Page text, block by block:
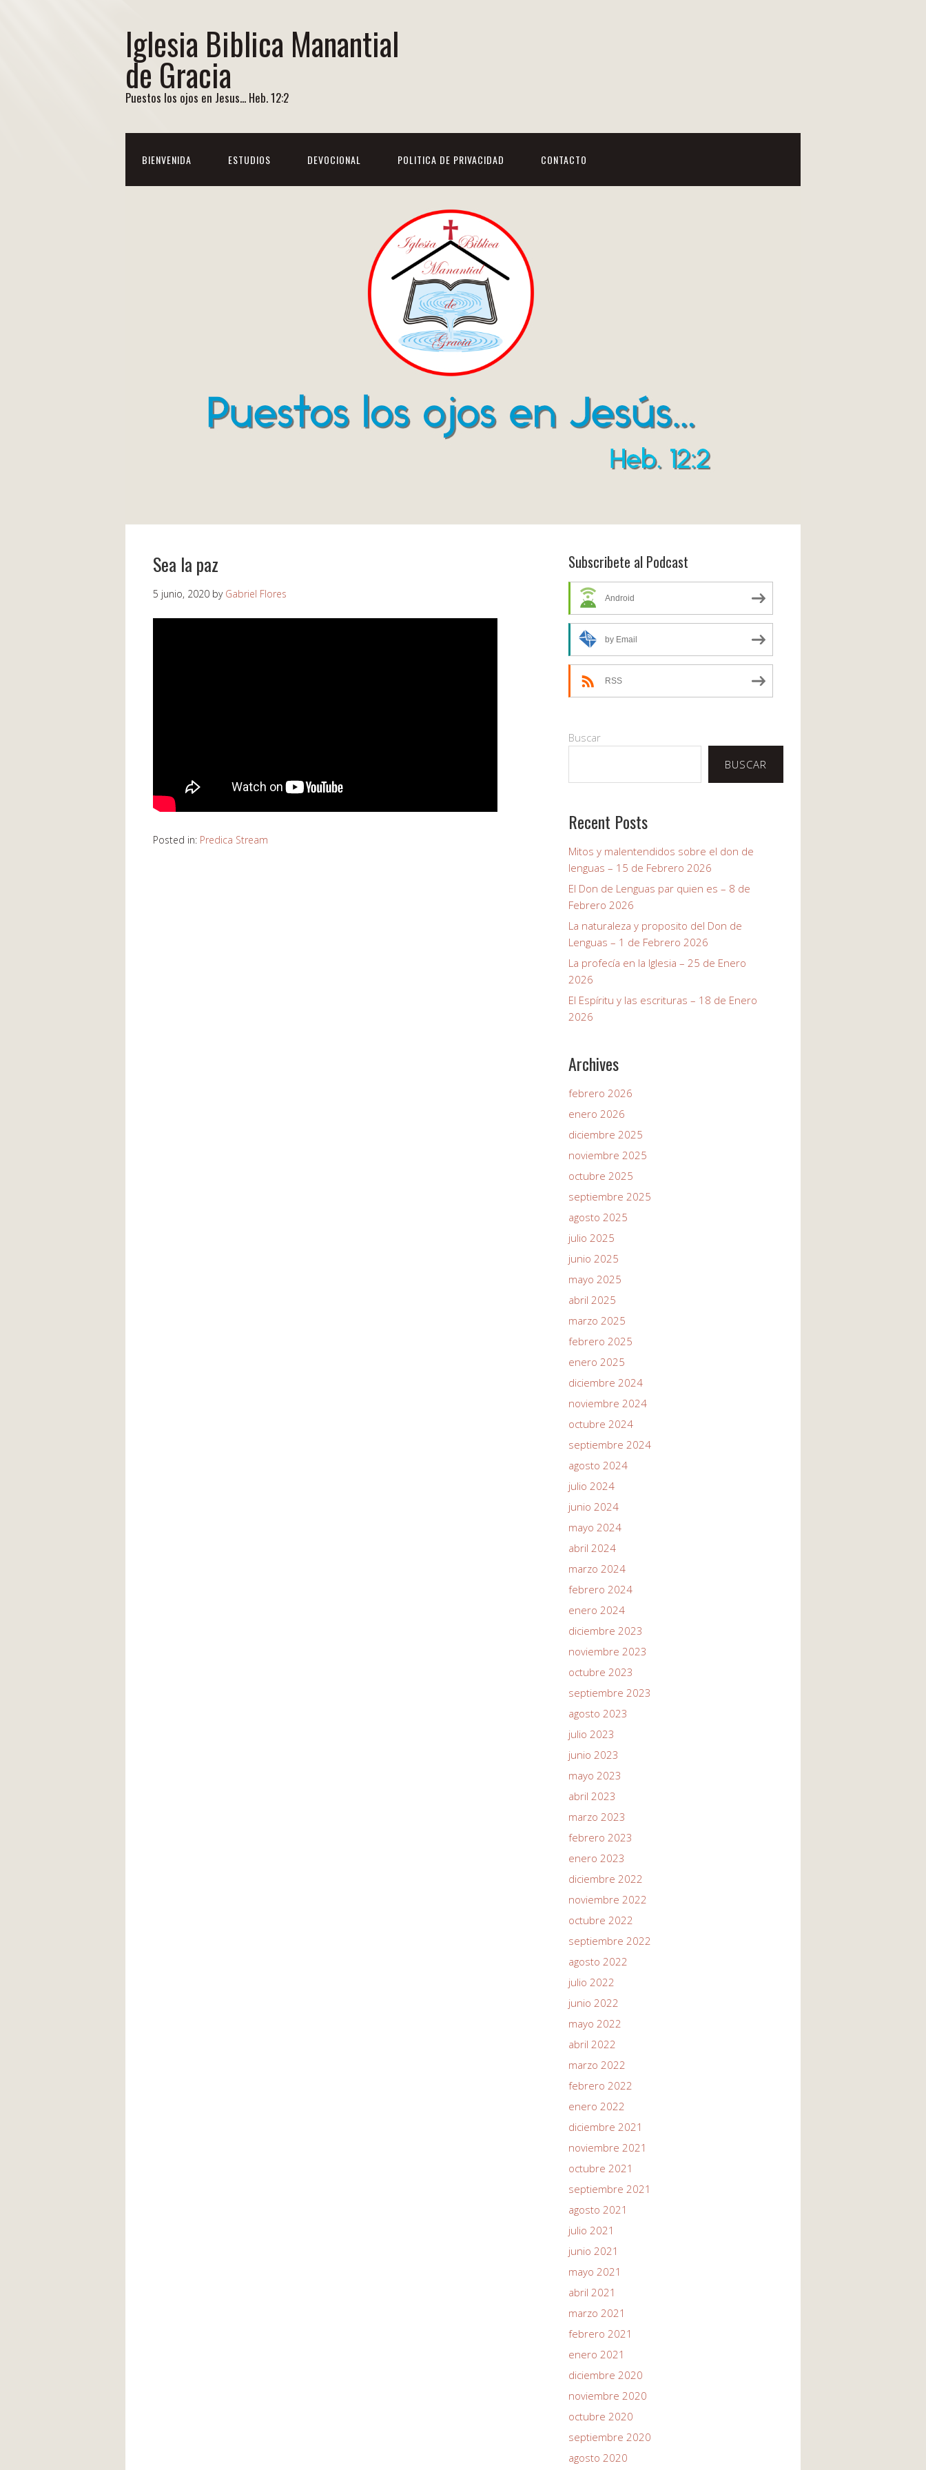
Iglesia Biblica Manantial
de Gracia
Puestos los ojos en Jesus... Heb. 12:2
BIENVENIDA ESTUDIOS DEVOCIONAL POLITICA DE PRIVACIDAD CONTACTO
Sea la paz
5 junio, 2020 by Gabriel Flores
Posted in: Predica Stream
Subscribete al Podcast
Android
by Email
RSS
Buscar
BUSCAR
Recent Posts
Mitos y malentendidos sobre el don de
lenguas – 15 de Febrero 2026
El Don de Lenguas par quien es – 8 de
Febrero 2026
La naturaleza y proposito del Don de
Lenguas – 1 de Febrero 2026
La profecía en la Iglesia – 25 de Enero
2026
El Espíritu y las escrituras – 18 de Enero
2026
Archives
febrero 2026
enero 2026
diciembre 2025
noviembre 2025
octubre 2025
septiembre 2025
agosto 2025
julio 2025
junio 2025
mayo 2025
abril 2025
marzo 2025
febrero 2025
enero 2025
diciembre 2024
noviembre 2024
octubre 2024
septiembre 2024
agosto 2024
julio 2024
junio 2024
mayo 2024
abril 2024
marzo 2024
febrero 2024
enero 2024
diciembre 2023
noviembre 2023
octubre 2023
septiembre 2023
agosto 2023
julio 2023
junio 2023
mayo 2023
abril 2023
marzo 2023
febrero 2023
enero 2023
diciembre 2022
noviembre 2022
octubre 2022
septiembre 2022
agosto 2022
julio 2022
junio 2022
mayo 2022
abril 2022
marzo 2022
febrero 2022
enero 2022
diciembre 2021
noviembre 2021
octubre 2021
septiembre 2021
agosto 2021
julio 2021
junio 2021
mayo 2021
abril 2021
marzo 2021
febrero 2021
enero 2021
diciembre 2020
noviembre 2020
octubre 2020
septiembre 2020
agosto 2020